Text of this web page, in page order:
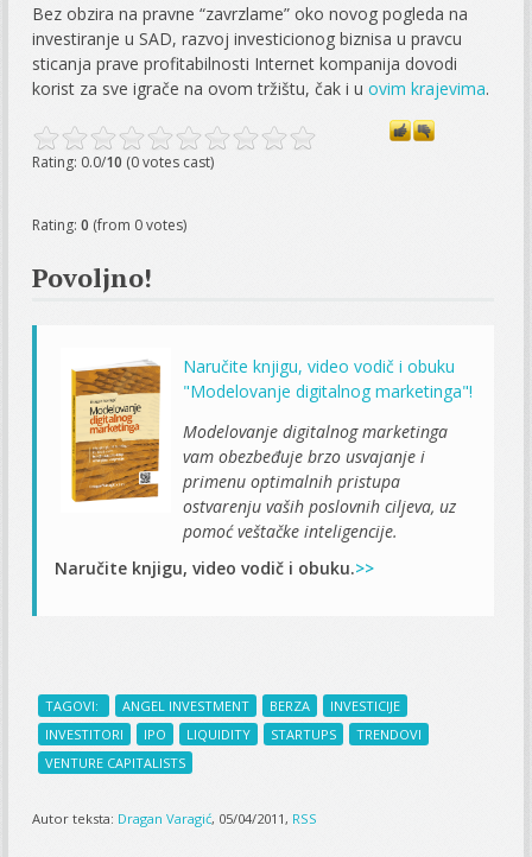
Bez obzira na pravne “zavrzlame” oko novog pogleda na
investiranje u SAD, razvoj investicionog biznisa u pravcu
sticanja prave profitabilnosti Internet kompanija dovodi
korist za sve igrače na ovom tržištu, čak i uovim krajevima.
Rating: 0.0/10 (0 votes cast)
Rating:0 (from 0 votes)
Povoljno!
Naručite knjigu, video vodič i obuku
"Modelovanje digitalnog marketinga"!
Modelovanje digitalnog marketinga
vam obezbeđuje brzo usvajanje i
primenu optimalnih pristupa
ostvarenju vaših poslovnih ciljeva, uz
pomoć veštačke inteligencije.
Naručite knjigu, video vodič i obuku.>>
TAGOVI: ANGEL INVESTMENT BERZA
INVESTICIJE
INVESTITORI
IPO LIQUIDITY STARTUPS
TRENDOVI
VENTURE CAPITALISTS
Autor teksta: Dragan Varagić, 05/04/2011, RSS